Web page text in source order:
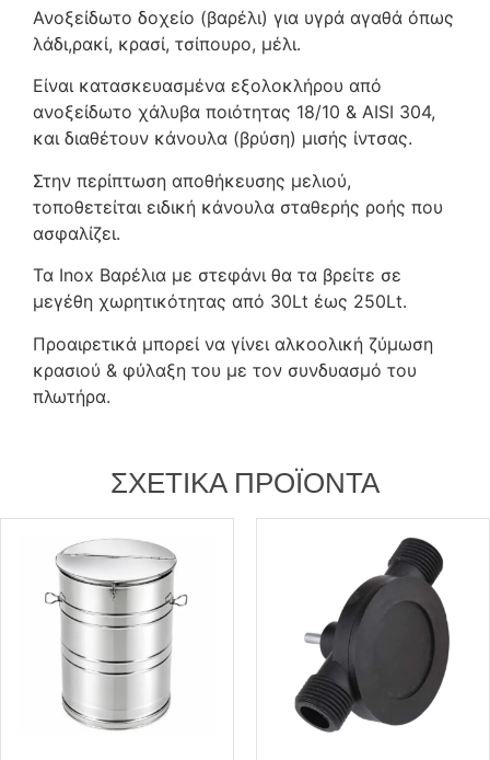
Ανοξείδωτο δοχείο (βαρέλι) για υγρά αγαθά όπως
λάδι,ρακί, κρασί, τσίπουρο, μέλι.
Είναι κατασκευασμένα εξολοκλήρου από
ανοξείδωτο χάλυβα ποιότητας 18/10 & AISI 304,
και διαθέτουν κάνουλα (βρύση) μισής ίντσας.
Στην περίπτωση αποθήκευσης μελιού,
τοποθετείται ειδική κάνουλα σταθερής ροής που
ασφαλίζει.
Τα Inox Βαρέλια με στεφάνι θα τα βρείτε σε
μεγέθη χωρητικότητας από 30Lt έως 250Lt.
Προαιρετικά μπορεί να γίνει αλκοολική ζύμωση
κρασιού & φύλαξη του με τον συνδυασμό του
πλωτήρα.
ΣΧΕΤΙΚΆ ΠΡΟΪΌΝΤΑ